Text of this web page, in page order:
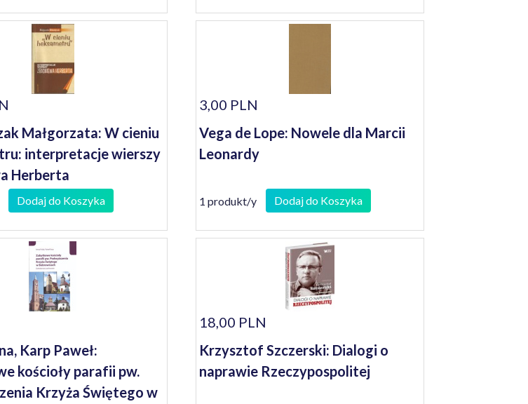
Małgorzata: W cieniu
interpretacje wierszy
Herberta
Dodaj do Koszyka
3,00 PLN
Vega de Lope: Nowele dla Marcii
Leonardy
1 produkt/y Dodaj do Koszyka
Karp Paweł:
kościoły parafii pw.
Krzyża Świętego w
18,00 PLN
Krzysztof Szczerski: Dialogi o
naprawie Rzeczypospolitej